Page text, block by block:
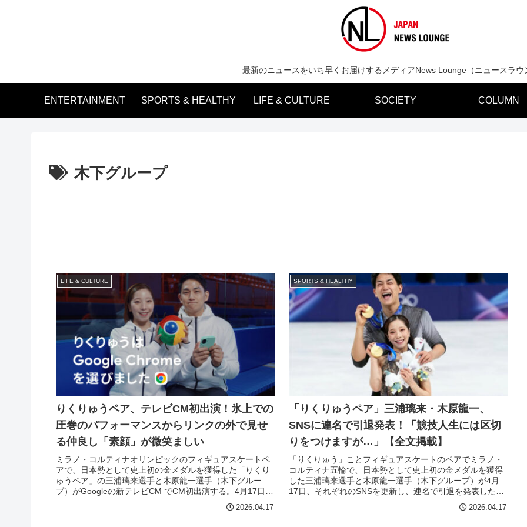
最新のニュースをいち早くお届けするメディアNews Lounge（ニュースラウ
ENTERTAINMENT SPORTS & HEALTHY LIFE & CULTURE SOCIETY COLUMN
木下グループ
LIFE & CULTURE
りくりゅうペア、テレビCM初出演！氷上での
圧巻のパフォーマンスからリンクの外で見せ
る仲良し「素顔」が微笑ましい
ミラノ・コルティナオリンピックのフィギュアスケートペ
アで、日本勢として史上初の金メダルを獲得した「りくり
ゅうペア」の三浦璃来選手と木原龍一選手（木下グルー
プ）がGoogleの新テレビCM でCM初出演する。4月17日よ
2026.04.17
SPORTS & HEALTHY
「りくりゅうペア」三浦璃来・木原龍一、
SNSに連名で引退発表！「競技人生には区切
りをつけますが…」【全文掲載】
「りくりゅう」ことフィギュアスケートのペアでミラノ・
コルティナ五輪で、日本勢として史上初の金メダルを獲得
した三浦璃来選手と木原龍一選手（木下グループ）が4月
17日、それぞれのSNSを更新し、連名で引退を発表した。
所属クラブの木下グループもSNSでコメントを掲載した。
2026.04.17